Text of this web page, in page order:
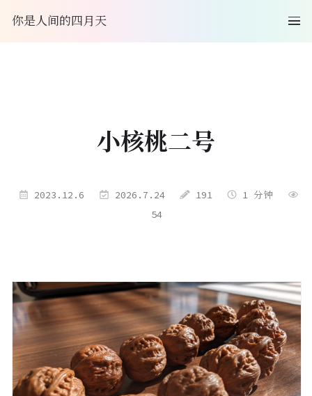
你是人间的四月天
小核桃二号
2023.12.6 2026.7.24 191
1 分钟
54